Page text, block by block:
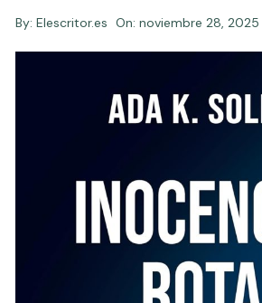
By: Elescritor.es On:noviembre 28, 2025